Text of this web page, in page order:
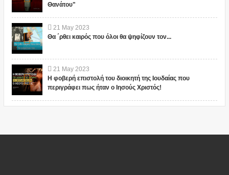
Θανάτου"
21 May 2023
Θα ΄ρθει καιρός που όλοι θα ψηφίζουν τον...
21 May 2023
Η φοβερή επιστολή του διοικητή της Ιουδαίας που
περιγράφει πως ήταν ο Ιησούς Χριστός!